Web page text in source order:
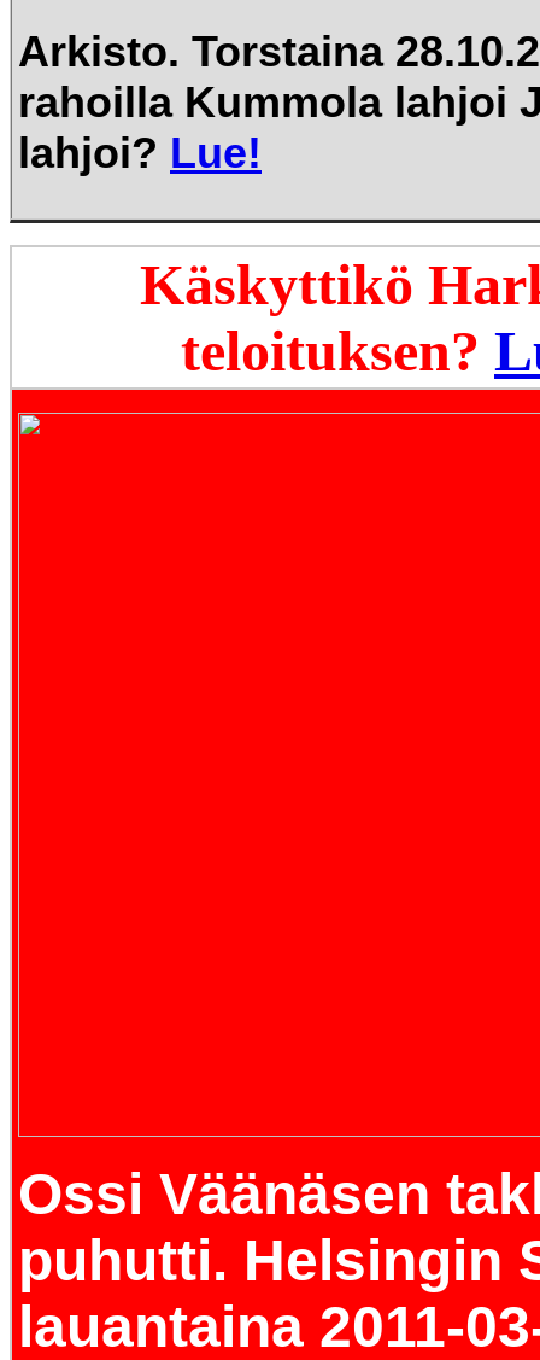
Arkisto. Torstaina
rahoilla Kummola lahjoi
lahjoi? Lue!
Käskyttikö
teloituksen?
Ossi Väänäsen
puhutti. Helsingin
lauantaina 2011-